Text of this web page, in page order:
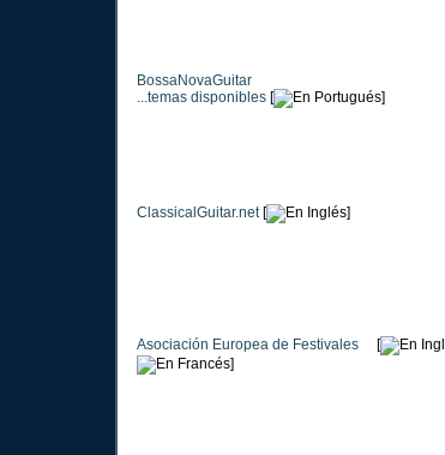
BossaNovaGuitar
...temas disponibles [ ]
ClassicalGuitar.net[ ]
Asociación Europea de Festivales [
]